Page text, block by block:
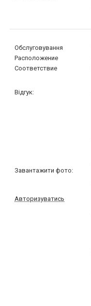
Обслуговування
Расположение
Соответствие
Відгук:
Завантажити фото:
Авторизуватись